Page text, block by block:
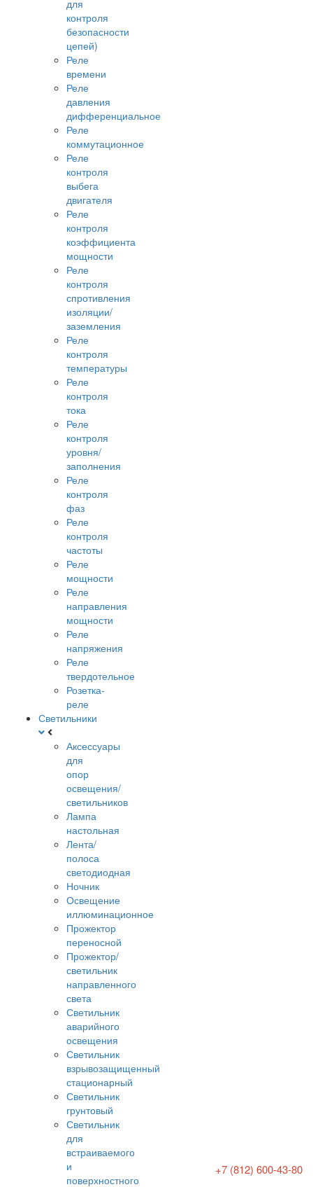
для
контроля
безопасности
цепей)
Реле
времени
Реле
давления
дифференциальное
Реле
коммутационное
Реле
контроля
выбега
двигателя
Реле
контроля
коэффициента
мощности
Реле
контроля
спротивления
изоляции/
заземления
Реле
контроля
температуры
Реле
контроля
тока
Реле
контроля
уровня/
заполнения
Реле
контроля
фаз
Реле
контроля
частоты
Реле
мощности
Реле
направления
мощности
Реле
напряжения
Реле
твердотельное
Розетка-
реле
Светильники
Аксессуары
для
опор
освещения/
светильников
Лампа
настольная
Лента/
полоса
светодиодная
Ночник
Освещение
иллюминационное
Прожектор
переносной
Прожектор/
светильник
направленного
света
Светильник
аварийного
освещения
Светильник
взрывозащищенный
стационарный
Светильник
грунтовый
Светильник
для
встраиваемого
и
поверхностного
+7 (812) 600-43-80